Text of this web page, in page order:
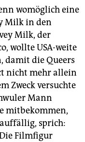
womöglich eine
Milk in den
Milk, der
wollte USA-weite
damit die Queers
nicht mehr allein
Zweck versuchte
Mann
mitbekommen,
sprich:
Filmfigur